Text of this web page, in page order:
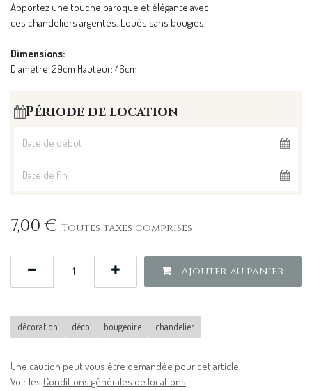
Apportez une touche baroque et élégante avec
ces chandeliers argentés. Loués sans bougies.
Dimensions:
Diamètre: 29cm Hauteur: 46cm
Période de location
7,00€ Toutes taxes comprises
Ajouter au panier
décoration déco bougeoire chandelier
Une caution peut vous être demandée pour cet article.
Voir les Conditions générales de locations